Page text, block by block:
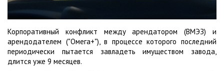
Корпоративный конфликт между арендатором (ВМЭЗ) и
арендодателем ("Омега+"), в процессе которого последний
периодически пытается завладеть имуществом завода,
длится уже 9 месяцев.